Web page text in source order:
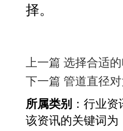
择。
上一篇 选择合适
下一篇 管道直径
所属类别 ：行业资
该资讯的关键词为